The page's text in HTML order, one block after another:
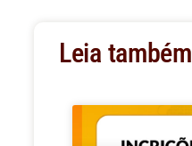
Leia também